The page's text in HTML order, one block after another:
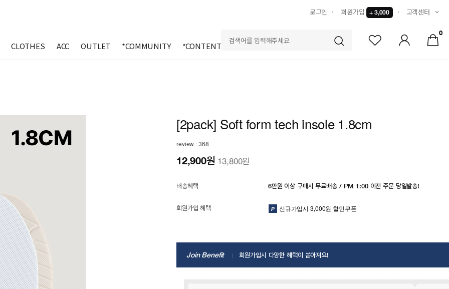
로그인 회원가입 + 3,000 고객센터
CLOTHES ACC OUTLET *COMMUNITY *CONTENTS
0
[2pack] Soft form tech insole 1.8cm
review : 368
12,900원13,800원
배송혜택 6만원 이상 구매시 무료배송 / PM 1:00 이전 주문 당일발송!
회원가입 혜택 신규가입시 3,000원 할인쿠폰
Join Benefit 회원가입시 다양한 혜택이 쏟아져요!